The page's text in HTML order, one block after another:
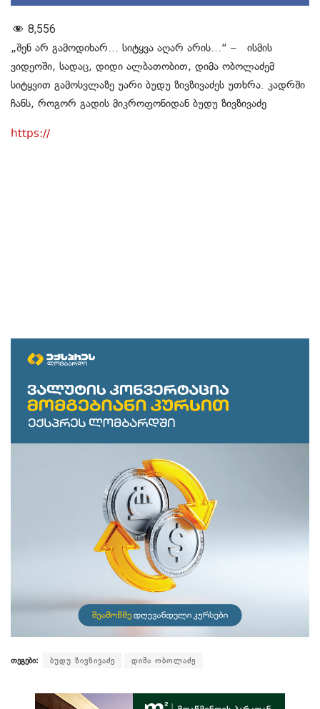
8,556
„შენ არ გამოდიხარ… სიტყვა აღარ არის…“ – ისმის
ვიდეოში, სადაც, დიდი ალბათობით, დიმა ობოლაძემ
სიტყვით გამოსვლაზე უარი ბუდუ ზივზივაძეს უთხრა. კადრში
ჩანს, როგორ გადის მიკროფონიდან ბუდუ ზივზივაძე
https://
თეგები: ბუდუ ზივზივაძე დიმა ობოლაძე